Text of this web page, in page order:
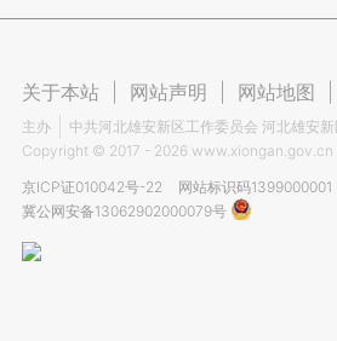
关于本站 网站声明 网站地图
主办
中共河北雄安新区工作委员会 河北雄安
Copyright © 2017 - 2026 www.xiongan.gov.cn
京ICP证010042号-22
网站标识码1399000001
冀公网安备13062902000079号